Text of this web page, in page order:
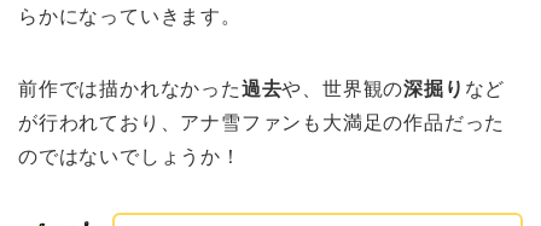
らかになっていきます。
前作では描かれなかった過去や、世界観の深掘り など
が行われており、アナ雪ファンも大満足の作品だった
のではないでしょうか！